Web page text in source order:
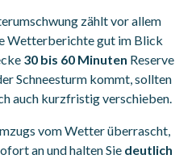
zählt vor allem
Wetterberichte gut im Blick
30 bis 60 Minuten Reserve
Schneesturm kommt, sollten
auch kurzfristig verschieben.
vom Wetter überrascht,
an und halten Sie deutlich